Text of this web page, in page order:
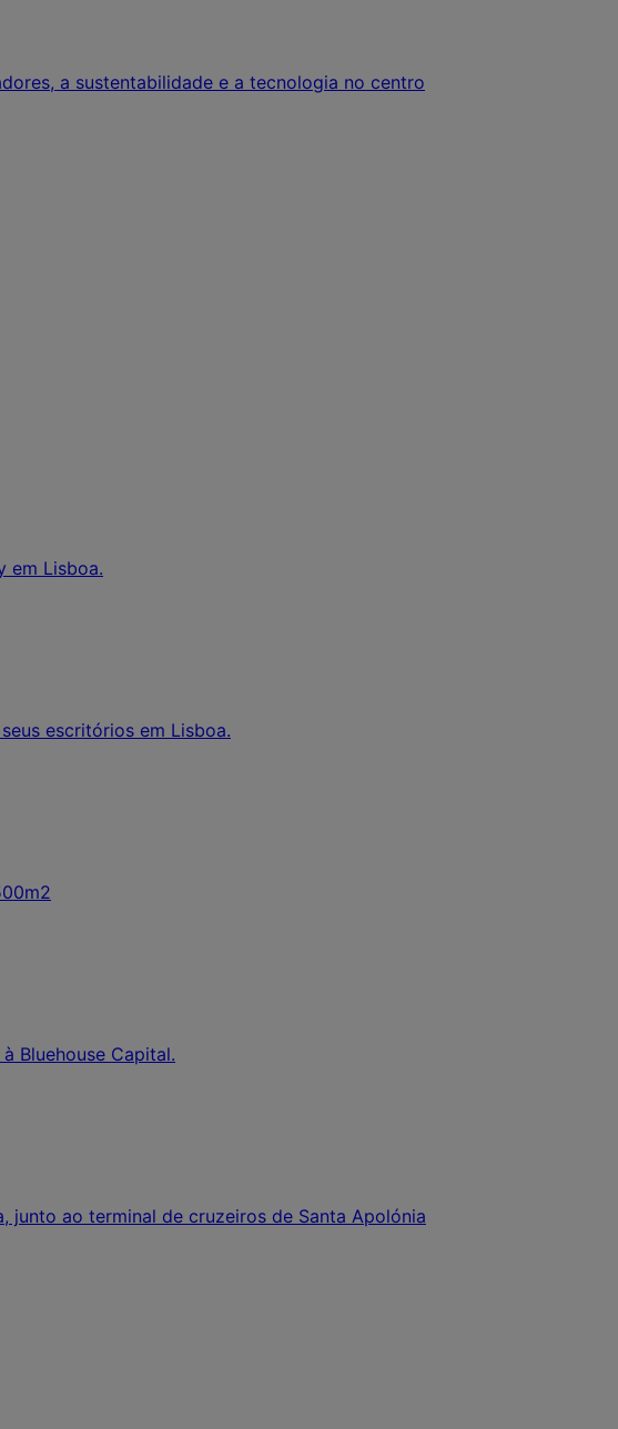
a sustentabilidade e a tecnologia no centro
em Lisboa.
escritórios em Lisboa.
Bluehouse Capital.
junto ao terminal de cruzeiros de Santa Apolónia